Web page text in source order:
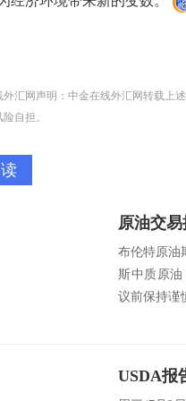
外汇网声明：中金在线外汇网转载上
自担。
布伦特原油
斯中质原油
议前保持谨